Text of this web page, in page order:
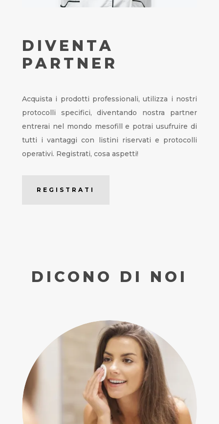
DIVENTA
PARTNER
Acquista i prodotti professionali, utilizza i nostri
protocolli specifici, diventando nostra partner
entrerai nel mondo mesofill e potrai usufruire di
tutti i vantaggi con listini riservati e protocolli
operativi. Registrati, cosa aspetti!
REGISTRATI
DICONO DI NOI